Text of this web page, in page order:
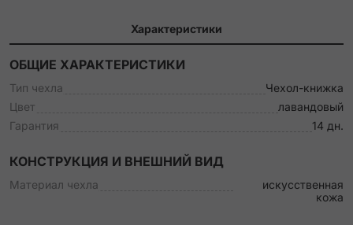
Характеристики
ОБЩИЕ ХАРАКТЕРИСТИКИ
Тип чехла
Чехол-книжка
Цвет
лавандовый
Гарантия
14 дн.
КОНСТРУКЦИЯ И ВНЕШНИЙ ВИД
Материал чехла
искусственная
кожа